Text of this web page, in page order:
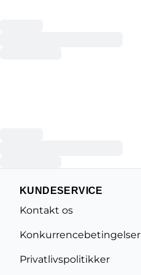
KUNDESERVICE
Kontakt os
Konkurrencebetingelser
Privatlivspolitikker